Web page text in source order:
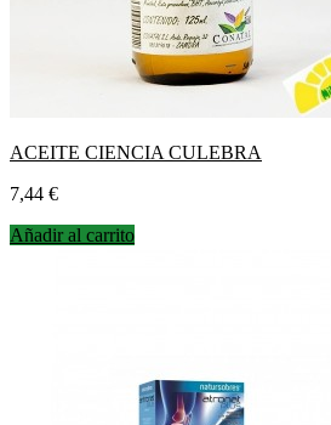
ACEITE CIENCIA CULEBRA
Precio
7,44 €
Añadir al carrito